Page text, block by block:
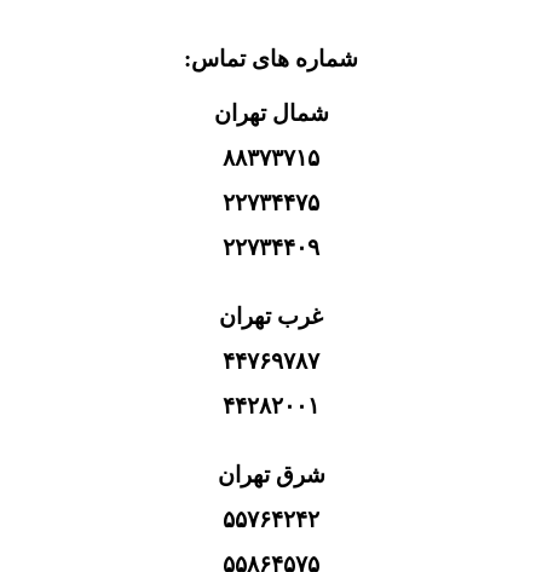
شماره های تماس:
شمال تهران
۸۸۳۷۳۷۱۵
۲۲۷۳۴۴۷۵
۲۲۷۳۴۴۰۹
غرب تهران
۴۴۷۶۹۷۸۷
۴۴۲۸۲۰۰۱
شرق تهران
۵۵۷۶۴۲۴۲
۵۵۸۶۴۵۷۵